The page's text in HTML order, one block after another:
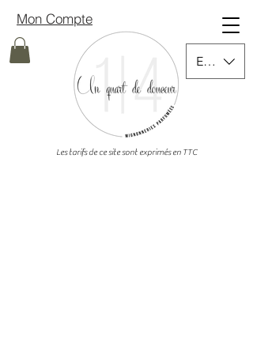
Les tarifs de ce site sont exprimés en TTC
EUR (€)
Mon Compte